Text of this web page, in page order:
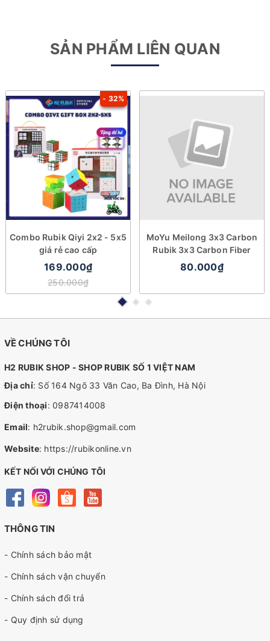
SẢN PHẨM LIÊN QUAN
- 32%
Combo Rubik Qiyi 2x2 - 5x5
giá rẻ cao cấp
169.000₫
250.000₫
MoYu Meilong 3x3 Carbon
Rubik 3x3 Carbon Fiber
80.000₫
VỀ CHÚNG TÔI
H2 RUBIK SHOP - SHOP RUBIK SỐ 1 VIỆT NAM
Địa chỉ: Số 164 Ngõ 33 Văn Cao, Ba Đình, Hà Nội
Điện thoại: 0987414008
Email: h2rubik.shop@gmail.com
Website: https://rubikonline.vn
KẾT NỐI VỚI CHÚNG TÔI
THÔNG TIN
- Chính sách bảo mật
- Chính sách vận chuyển
- Chính sách đổi trả
- Quy định sử dụng